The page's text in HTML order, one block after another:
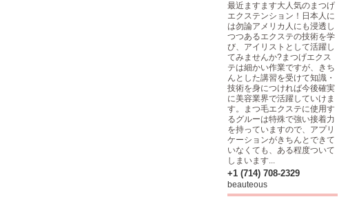
最近ますます大人気のまつげ
エクステンション！日本人に
は勿論アメリカ人にも浸透し
つつあるエクステの技術を学
び、アイリストとして活躍し
てみませんか?まつげエクス
テは細かい作業ですが、きち
んとした講習を受けて知識・
技術を身につければ今後確実
に美容業界で活躍していけま
す。まつ毛エクステに使用す
るグルーは特殊で強い接着力
を持っていますので、アプリ
ケーションがきちんとできて
いなくても、ある程度ついて
しまいます...
+1 (714) 708-2329
beauteous